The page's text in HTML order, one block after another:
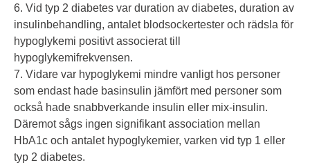
6. Vid typ 2 diabetes var duration av diabetes, duration av
insulinbehandling, antalet blodsockertester och rädsla för
hypoglykemi positivt associerat till
hypoglykemifrekvensen.
7. Vidare var hypoglykemi mindre vanligt hos personer
som endast hade basinsulin jämfört med personer som
också hade snabbverkande insulin eller mix-insulin.
Däremot sågs ingen signifikant association mellan
HbA1c och antalet hypoglykemier, varken vid typ 1 eller
typ 2 diabetes.